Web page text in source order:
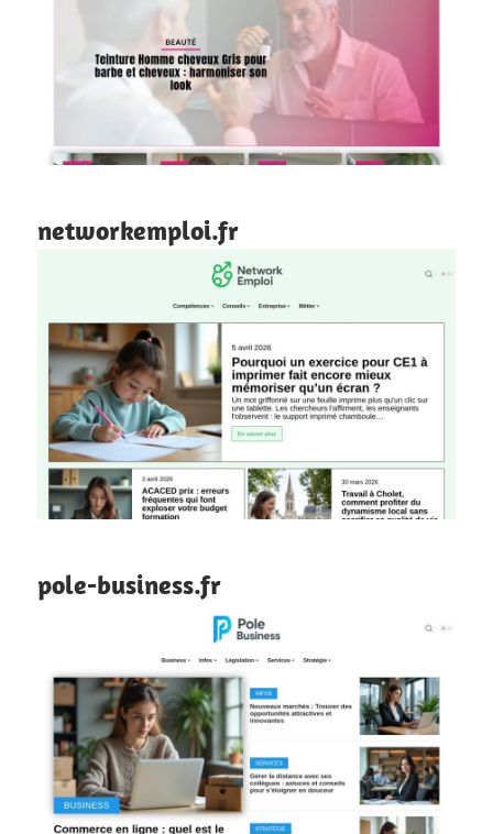
networkemploi.fr
pole-business.fr